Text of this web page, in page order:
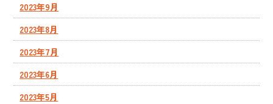
2023年9月
2023年8月
2023年7月
2023年6月
2023年5月